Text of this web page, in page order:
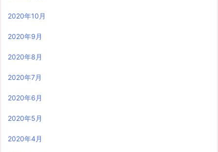
2020年10月
2020年9月
2020年8月
2020年7月
2020年6月
2020年5月
2020年4月